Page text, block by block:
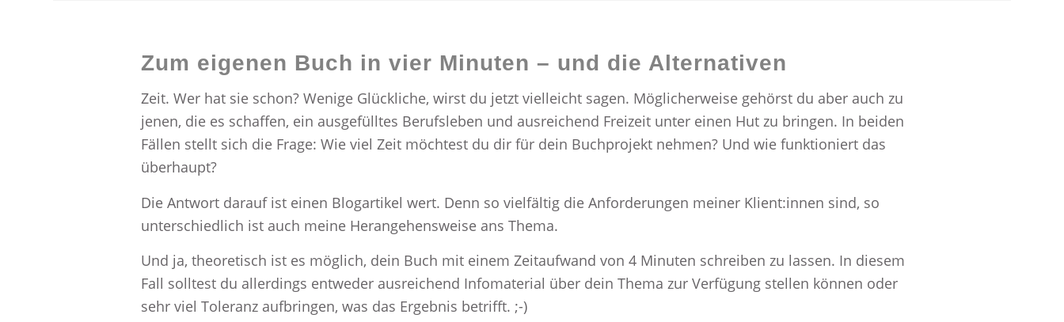
Zum eigenen Buch in vier Minuten – und die Alternativen
Zeit. Wer hat sie schon? Wenige Glückliche, wirst du jetzt vielleicht sagen. Möglicherweise gehörst du aber auch zu
jenen, die es schaffen, ein ausgefülltes Berufsleben und ausreichend Freizeit unter einen Hut zu bringen. In beiden
Fällen stellt sich die Frage: Wie viel Zeit möchtest du dir für dein Buchprojekt nehmen? Und wie funktioniert das
überhaupt?
Die Antwort darauf ist einen Blogartikel wert. Denn so vielfältig die Anforderungen meiner Klient:innen sind, so
unterschiedlich ist auch meine Herangehensweise ans Thema.
Und ja, theoretisch ist es möglich, dein Buch mit einem Zeitaufwand von 4 Minuten schreiben zu lassen. In diesem
Fall solltest du allerdings entweder ausreichend Infomaterial über dein Thema zur Verfügung stellen können oder
sehr viel Toleranz aufbringen, was das Ergebnis betrifft. ;-)